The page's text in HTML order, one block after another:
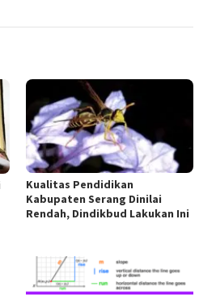
Kualitas Pendidikan
Kabupaten Serang Dinilai
Rendah, Dindikbud Lakukan Ini